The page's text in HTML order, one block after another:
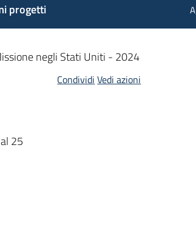
progetti
negli Stati Uniti - 2024
25
Condividi Vedi azioni